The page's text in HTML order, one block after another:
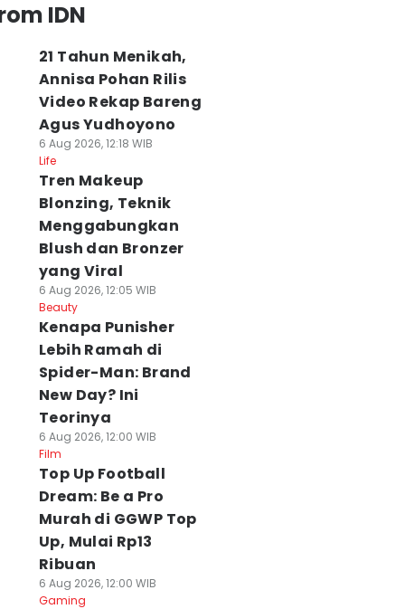
IDN
21 Tahun Menikah,
Annisa Pohan Rilis
Video Rekap Bareng
Agus Yudhoyono
6 Aug 2026, 12:18 WIB
Life
Tren Makeup
Blonzing, Teknik
Menggabungkan
Blush dan Bronzer
yang Viral
6 Aug 2026, 12:05 WIB
Beauty
Kenapa Punisher
Lebih Ramah di
Spider-Man: Brand
New Day? Ini
Teorinya
6 Aug 2026, 12:00 WIB
Film
Top Up Football
Dream: Be a Pro
Murah di GGWP Top
Up, Mulai Rp13
Ribuan
6 Aug 2026, 12:00 WIB
Gaming